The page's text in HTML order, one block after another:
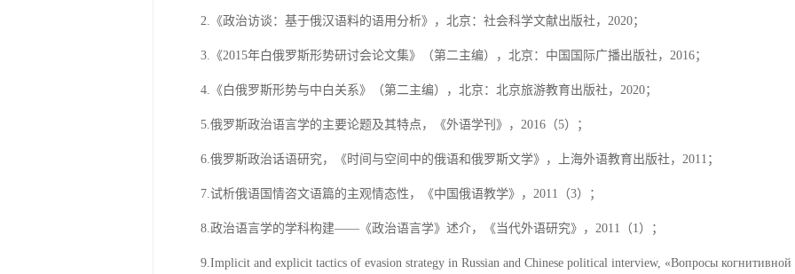
2.《政治访谈：基于俄汉语料的语用分析》，北京：社会科学文献出版社，2020；
3.《2015年白俄罗斯形势研讨会论文集》（第二主编），北京：中国国际广播出版社，2016；
4.《白俄罗斯形势与中白关系》（第二主编），北京：北京旅游教育出版社，2020；
5.俄罗斯政治语言学的主要论题及其特点，《外语学刊》，2016（5）；
6.俄罗斯政治话语研究，《时间与空间中的俄语和俄罗斯文学》，上海外语教育出版社，2011；
7.试析俄语国情咨文语篇的主观情态性，《中国俄语教学》，2011（3）；
8.政治语言学的学科构建——《政治语言学》述介，《当代外语研究》，2011（1）；
9.Implicit and explicit tactics of evasion strategy in Russian and Chinese political interview, «Вопросы